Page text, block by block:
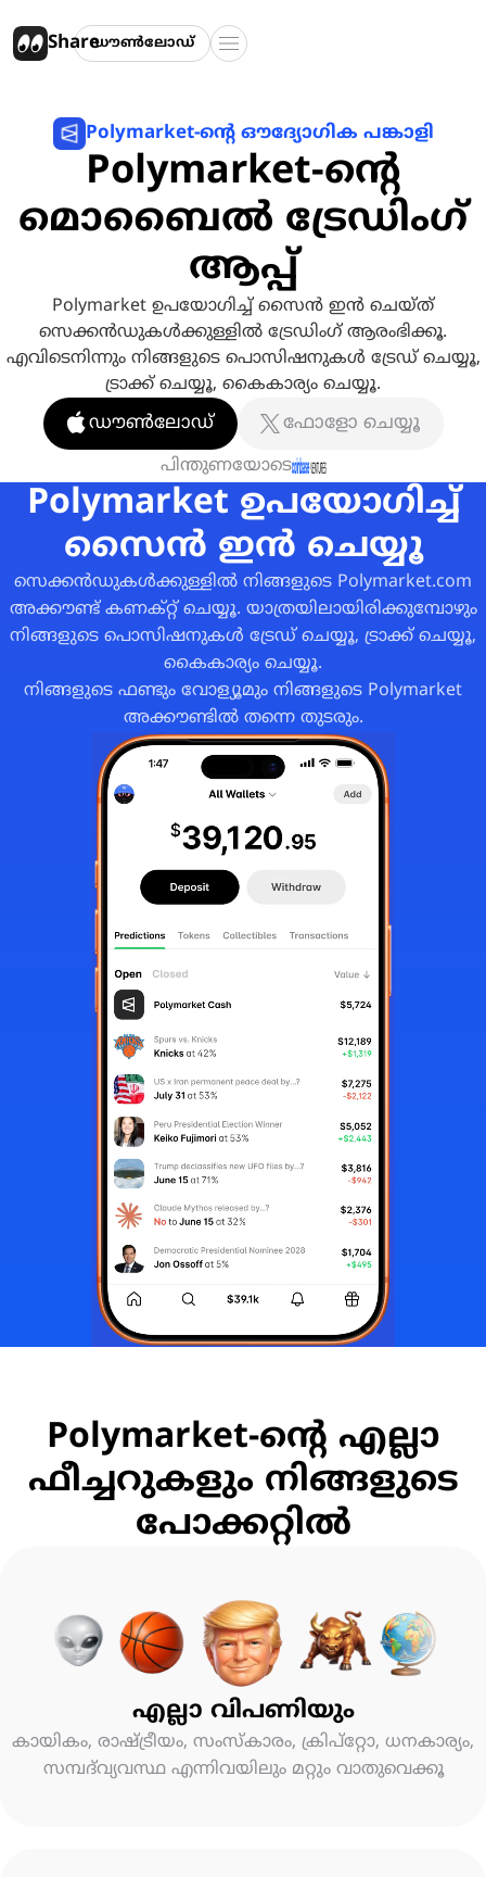
Shareഡൗൺലോഡ്
Polymarket-ന്റെ ഔദ്യോഗിക പങ്കാളി
Polymarket-ന്റെ
മൊബൈൽ ട്രേഡിംഗ്
ആപ്പ്
Polymarket ഉപയോഗിച്ച് സൈൻ ഇൻ ചെയ്ത്
സെക്കൻഡുകൾക്കുള്ളിൽ ട്രേഡിംഗ് ആരംഭിക്കൂ.
എവിടെനിന്നും നിങ്ങളുടെ പൊസിഷനുകൾ ട്രേഡ് ചെയ്യൂ,
ട്രാക്ക് ചെയ്യൂ, കൈകാര്യം ചെയ്യൂ.
ഡൗൺലോഡ് ഫോളോ ചെയ്യൂ
പിന്തുണയോടെ
Polymarket ഉപയോഗിച്ച്
സൈൻ ഇൻ ചെയ്യൂ
സെക്കൻഡുകൾക്കുള്ളിൽ നിങ്ങളുടെ Polymarket.com
അക്കൗണ്ട് കണക്റ്റ് ചെയ്യൂ. യാത്രയിലായിരിക്കുമ്പോഴും
നിങ്ങളുടെ പൊസിഷനുകൾ ട്രേഡ് ചെയ്യൂ, ട്രാക്ക് ചെയ്യൂ,
കൈകാര്യം ചെയ്യൂ.
നിങ്ങളുടെ ഫണ്ടും വോള്യൂമും നിങ്ങളുടെ Polymarket
അക്കൗണ്ടിൽ തന്നെ തുടരും.
Polymarket-ന്റെ എല്ലാ
ഫീച്ചറുകളും നിങ്ങളുടെ
പോക്കറ്റിൽ
എല്ലാ വിപണിയും
കായികം, രാഷ്ട്രീയം, സംസ്കാരം, ക്രിപ്റ്റോ, ധനകാര്യം,
സമ്പദ്‌വ്യവസ്ഥ എന്നിവയിലും മറ്റും വാതുവെക്കൂ